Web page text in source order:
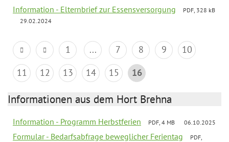
Information - Elternbrief zur Essensversorgung
PDF, 328 kB
29.02.2024
1 ... 7 8 9
10
11
12 13 14 15 16
Informationen aus dem Hort Brehna
Information - Programm Herbstferien PDF, 4 MB 06.10.2025
Formular - Bedarfsabfrage beweglicher Ferientag
PDF,